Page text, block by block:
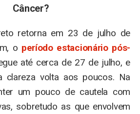
Câncer?
retorna em 23 de julho de
o período estacionário pós-
até cerca de 27 de julho, e
clareza volta aos poucos. Na
um pouco de cautela com
sobretudo as que envolvem